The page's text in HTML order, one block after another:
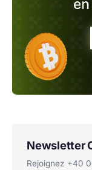
Newsletter
Rejoignez +40